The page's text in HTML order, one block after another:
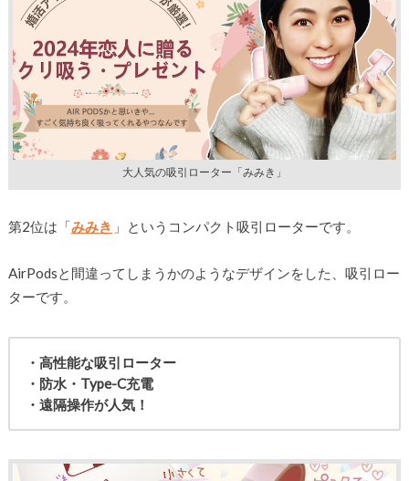
大人気の吸引ローター「みみき」
第2位は「みみき 」というコンパクト吸引ローターです。
AirPodsと間違ってしまうかのようなデザインをした、吸引ロー
ターです。
・高性能な吸引ローター
・防水・Type-C充電
・遠隔操作が人気！